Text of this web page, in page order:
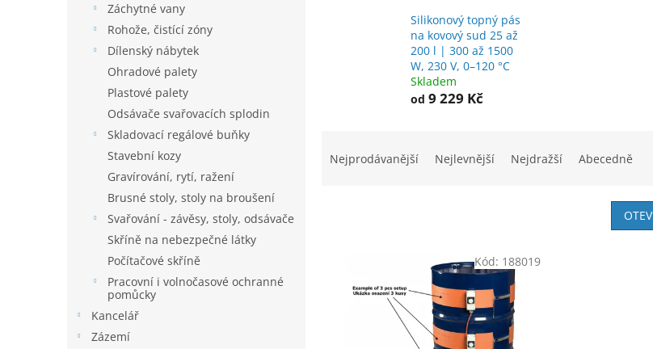
Záchytné vany
Rohože, čistící zóny
Dílenský nábytek
Ohradové palety
Plastové palety
Odsávače svařovacích splodin
Skladovací regálové buňky
Stavební kozy
Gravírování, rytí, ražení
Brusné stoly, stoly na broušení
Svařování - závěsy, stoly, odsávače
Skříně na nebezpečné látky
Počítačové skříně
Pracovní i volnočasové ochranné
pomůcky
Kancelář
Zázemí
Silikonový topný pás
na kovový sud 25 až
200 l | 300 až 1500
W, 230 V, 0–120 °C
Skladem
od 9 229 Kč
Nejprodávanější Nejlevnější Nejdražší Abecedně
Kód: 188019